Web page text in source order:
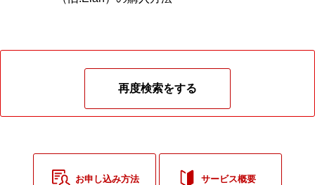
再度検索をする
お申し込み方法 サービス概要